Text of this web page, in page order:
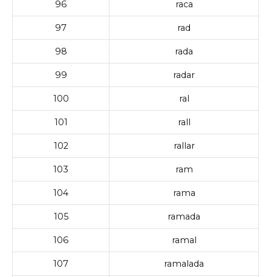
96 raca
97 rad
98 rada
99 radar
100 ral
101 rall
102 rallar
103 ram
104 rama
105 ramada
106 ramal
107 ramalada